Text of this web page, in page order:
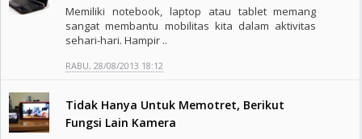
Memiliki notebook, laptop atau tablet memang
sangat membantu mobilitas kita dalam aktivitas
sehari-hari. Hampir ..
RABU, 28/08/2013 18:12
Tidak Hanya Untuk Memotret, Berikut
Fungsi Lain Kamera